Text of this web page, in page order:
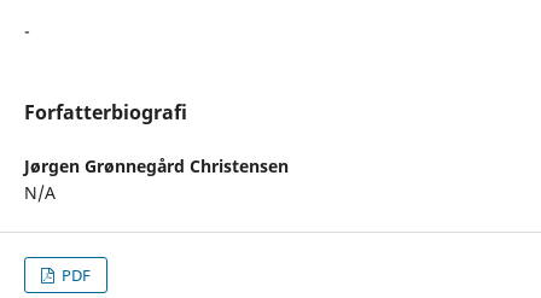
-
Forfatterbiografi
Jørgen Grønnegård Christensen
N/A
PDF